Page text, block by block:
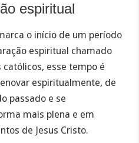
espiritual
o início de um período
espiritual chamado
católicos, esse tempo é
espiritualmente, de
passado e se
mais plena e em
de Jesus Cristo.